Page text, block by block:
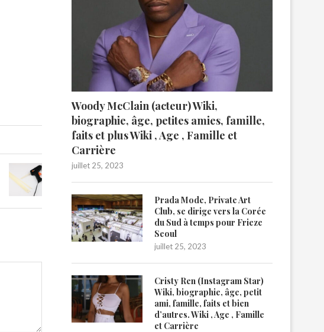
Woody McClain (acteur) Wiki,
biographie, âge, petites amies, famille,
faits et plus Wiki , Age , Famille et
Carrière
juillet 25, 2023
Prada Mode, Private Art
Club, se dirige vers la Corée
du Sud à temps pour Frieze
Seoul
juillet 25, 2023
Cristy Ren (Instagram Star)
Wiki, biographie, âge, petit
ami, famille, faits et bien
d’autres. Wiki , Age , Famille
et Carrière